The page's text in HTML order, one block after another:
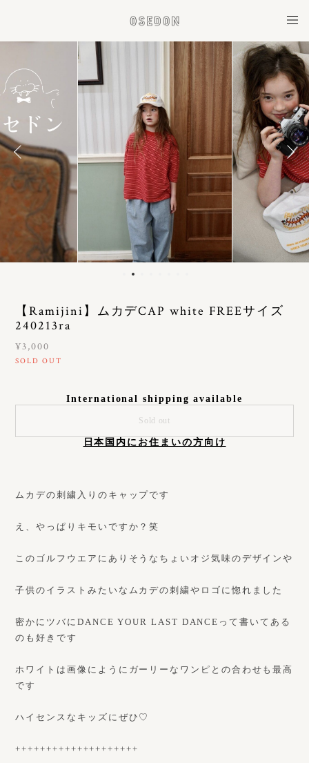
【Ramijini】ムカデCAP white FREEサイズ
240213ra
¥3,000
SOLD OUT
International shipping available
Sold out
日本国内にお住まいの方向け
ムカデの刺繍入りのキャップです
え、やっぱりキモいですか？笑
このゴルフウエアにありそうなちょいオジ気味のデザインや
子供のイラストみたいなムカデの刺繍やロゴに惚れました
密かにツバにDANCE YOUR LAST DANCEって書いてある
のも好きです
ホワイトは画像にようにガーリーなワンピとの合わせも最高
です
ハイセンスなキッズにぜひ♡
++++++++++++++++++++